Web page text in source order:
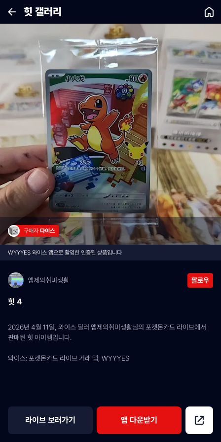
힛 갤러리
구매자 다이스
WYYYES 와이스 앱으로 촬영한 인증된 상품입니다
앱제의취미생활 팔로우
힛 4
2026년 4월 11일, 와이스 딜러 앱제의취미생활님의 포켓몬카드 라이브에서
판매된 힛 아이템입니다.
와이스: 포켓몬카드 라이브 거래 앱, WYYYES
라이브 보러가기 앱 다운받기